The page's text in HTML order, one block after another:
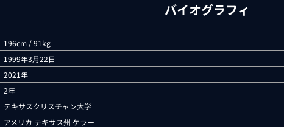
バイオグラフィ
196cm / 91kg
1999年3月22日
2021年
2年
テキサスクリスチャン大学
アメリカ テキサス州 ケラー